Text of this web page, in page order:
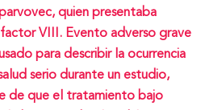
quien presentaba
VIII. Evento adverso grave
para describir la ocurrencia
serio durante un estudio,
de que el tratamiento bajo